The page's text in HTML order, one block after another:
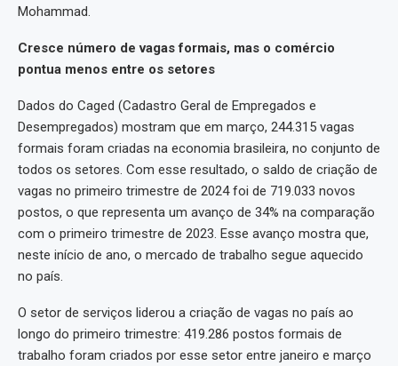
Mohammad.
Cresce número de vagas formais, mas o comércio
pontua menos entre os setores
Dados do Caged (Cadastro Geral de Empregados e
Desempregados) mostram que em março, 244.315 vagas
formais foram criadas na economia brasileira, no conjunto de
todos os setores. Com esse resultado, o saldo de criação de
vagas no primeiro trimestre de 2024 foi de 719.033 novos
postos, o que representa um avanço de 34% na comparação
com o primeiro trimestre de 2023. Esse avanço mostra que,
neste início de ano, o mercado de trabalho segue aquecido
no país.
O setor de serviços liderou a criação de vagas no país ao
longo do primeiro trimestre: 419.286 postos formais de
trabalho foram criados por esse setor entre janeiro e março